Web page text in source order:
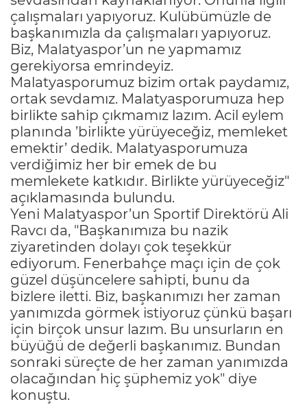
çalışmaları yapıyoruz. Kulübümüzle de
başkanımızla da çalışmaları yapıyoruz.
Biz, Malatyaspor’un ne yapmamız
gerekiyorsa emrindeyiz.
Malatyasporumuz bizim ortak paydamız,
ortak sevdamız. Malatyasporumuza hep
birlikte sahip çıkmamız lazım. Acil eylem
planında ’birlikte yürüyeceğiz, memleket
emektir’ dedik. Malatyasporumuza
verdiğimiz her bir emek de bu
memlekete katkıdır. Birlikte yürüyeceğiz"
açıklamasında bulundu.
Yeni Malatyaspor’un Sportif Direktörü Ali
Ravcı da, "Başkanımıza bu nazik
ziyaretinden dolayı çok teşekkür
ediyorum. Fenerbahçe maçı için de çok
güzel düşüncelere sahipti, bunu da
bizlere iletti. Biz, başkanımızı her zaman
yanımızda görmek istiyoruz çünkü başarı
için birçok unsur lazım. Bu unsurların en
büyüğü de değerli başkanımız. Bundan
sonraki süreçte de her zaman yanımızda
olacağından hiç şüphemiz yok" diye
konuştu.